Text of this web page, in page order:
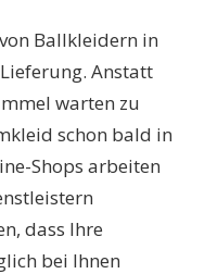
Ballkleidern in
Anstatt
warten zu
schon bald in
Shops arbeiten
dass Ihre
bei Ihnen